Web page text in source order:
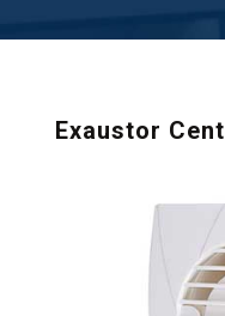
Exaustor